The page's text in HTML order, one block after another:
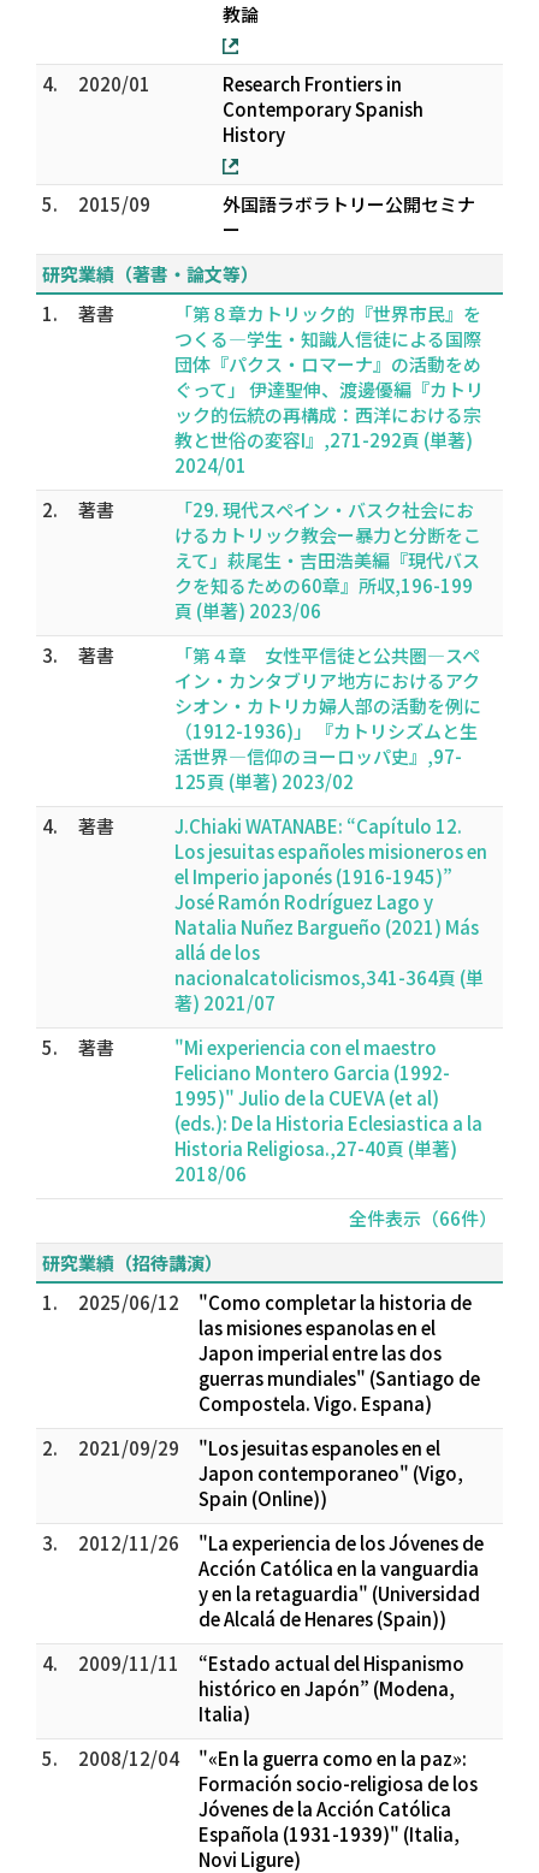
教論
4. 2020/01
Research Frontiers in
Contemporary Spanish
History
5. 2015/09
外国語ラボラトリー公開セミナ
ー
研究業績（著書・論文等）
1.
著書
「第８章カトリック的『世界市民』を
つくる―学生・知識人信徒による国際
団体『パクス・ロマーナ』の活動をめ
ぐって」 伊達聖伸、渡邊優編『カトリ
ック的伝統の再構成：西洋における宗
教と世俗の変容I』,271-292頁 (単著)
2024/01
2.
著書
「29. 現代スペイン・バスク社会にお
けるカトリック教会ー暴力と分断をこ
えて」萩尾生・吉田浩美編『現代バス
クを知るための60章』所収,196-199
頁 (単著) 2023/06
3.
著書
「第４章 女性平信徒と公共圏―スペ
イン・カンタブリア地方におけるアク
シオン・カトリカ婦人部の活動を例に
（1912-1936)」 『カトリシズムと生
活世界―信仰のヨーロッパ史』,97-
125頁 (単著) 2023/02
4.
著書
J.Chiaki WATANABE: “Capítulo 12.
Los jesuitas españoles misioneros en
el Imperio japonés (1916-1945)”
José Ramón Rodríguez Lago y
Natalia Nuñez Bargueño (2021) Más
allá de los
nacionalcatolicismos,341-364頁 (単
著) 2021/07
5.
著書
"Mi experiencia con el maestro
Feliciano Montero Garcia (1992-
1995)" Julio de la CUEVA (et al)
(eds.): De la Historia Eclesiastica a la
Historia Religiosa.,27-40頁 (単著)
2018/06
全件表示（66件）
研究業績（招待講演）
1.
2025/06/12
"Como completar la historia de
las misiones espanolas en el
Japon imperial entre las dos
guerras mundiales" (Santiago de
Compostela. Vigo. Espana)
2.
2021/09/29
"Los jesuitas espanoles en el
Japon contemporaneo" (Vigo,
Spain (Online))
3.
2012/11/26
"La experiencia de los Jóvenes de
Acción Católica en la vanguardia
y en la retaguardia" (Universidad
de Alcalá de Henares (Spain))
4.
2009/11/11
“Estado actual del Hispanismo
histórico en Japón” (Modena,
Italia)
5.
2008/12/04
"«En la guerra como en la paz»:
Formación socio-religiosa de los
Jóvenes de la Acción Católica
Española (1931-1939)" (Italia,
Novi Ligure)